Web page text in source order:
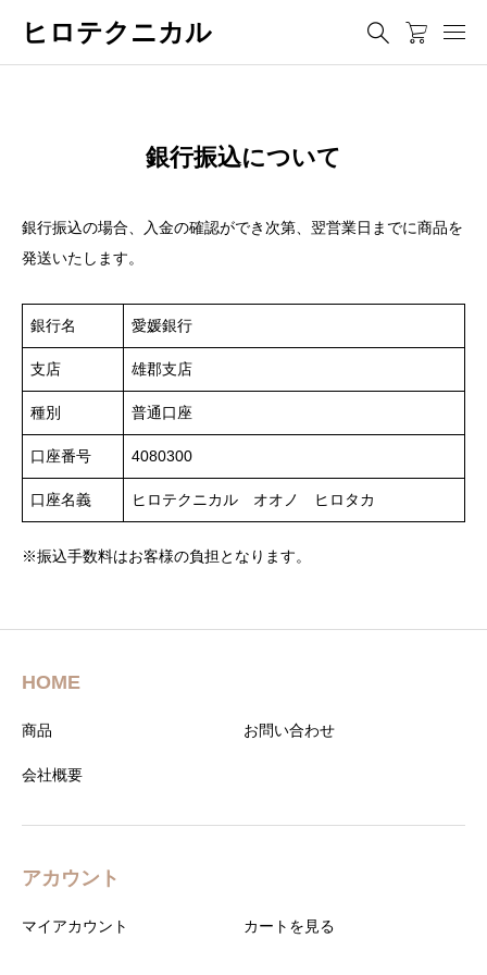
ヒロテクニカル
銀行振込について
銀行振込の場合、入金の確認ができ次第、翌営業日までに商品を
発送いたします。
銀行名 愛媛銀行
支店 雄郡支店
種別 普通口座
口座番号 4080300
口座名義 ヒロテクニカル オオノ ヒロタカ
※振込手数料はお客様の負担となります。
HOME
商品 お問い合わせ
会社概要
アカウント
マイアカウント カートを見る